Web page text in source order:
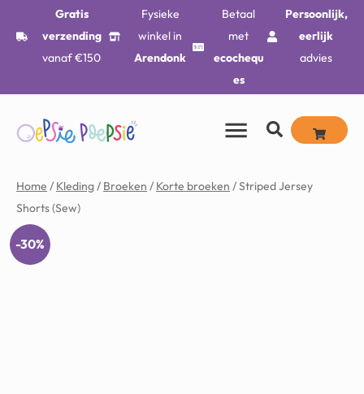
Gratis
verzending
vanaf €150
Fysieke
winkel in
Arendonk
Betaal
met
ecochequ
es
Persoonlijk,
eerlijk
advies
Home / Kleding/ Broeken / Korte broeken / Striped Jersey
Shorts (Sew)
-30%